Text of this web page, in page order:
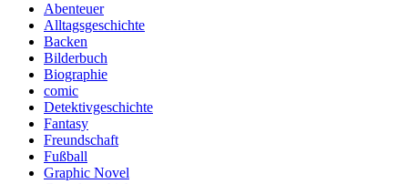
Abenteuer
Alltagsgeschichte
Backen
Bilderbuch
Biographie
comic
Detektivgeschichte
Fantasy
Freundschaft
Fußball
Graphic Novel